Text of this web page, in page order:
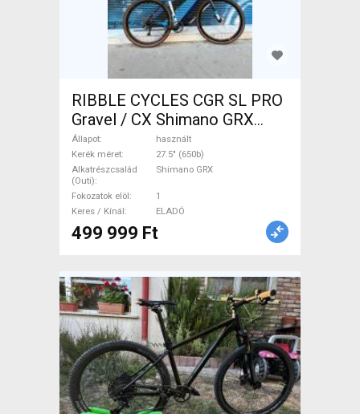
RIBBLE CYCLES CGR SL PRO
Gravel / CX Shimano GRX
tárcsafék használt ELADÓ
Állapot
használt
Kerék méret
27.5" (650b)
Alkatrészcsalád
(Outi)
Shimano GRX
Fokozatok elöl
1
Keres / Kínál
ELADÓ
499 999 Ft